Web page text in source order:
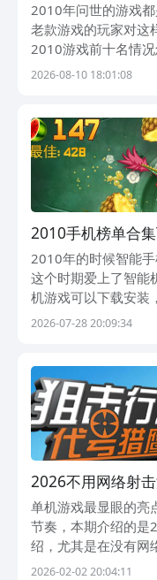
2010年问世的游戏
老款游戏的玩家对这
2010游戏前十名情
公测的游戏超级热门
2026-08-10 18:01:08
2010手机榜单合
2010年的时候智能
这个时期爱上了智能
机游戏可以下载安装
怎么样？本期文章介
2026-07-28 20:09:34
2026不用网络射
射击游戏排行榜前
单机游戏最显眼的亮
节奏，本期介绍的是
绍，尤其是在没有网
线游玩，而类似这样
2026-02-02 20:04:11